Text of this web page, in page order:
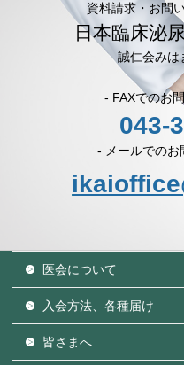
資料請求・お問
日本臨床泌
誠仁会み
- FAXでのお
043-
- メールでのお
医会について
入会方法、各種届け
皆さまへ